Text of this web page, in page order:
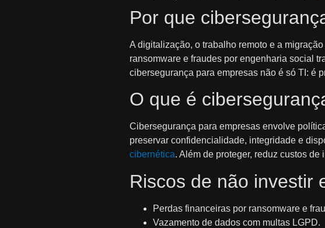
Por que
A digitalização, o trabalho remoto e a
ransomware e fraudes por engenharia social
cibersegurança para empresas não é só TI: é
O que é
Cibersegurança para empresas envolve
preservar confidencialidade, integridade e
cibernética. Além de proteger, reduz custos
Riscos de não investir
Perdas financeiras por ransomware e
Vazamento de dados com multas LGPD.